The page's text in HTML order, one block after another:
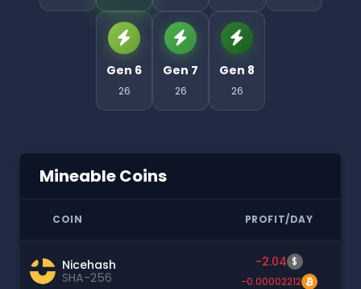
Gen 6
26
Gen 7
26
Gen 8
26
Mineable Coins
COIN PROFIT/DAY
Nicehash
SHA-256
-2.04 $
-0.00002212